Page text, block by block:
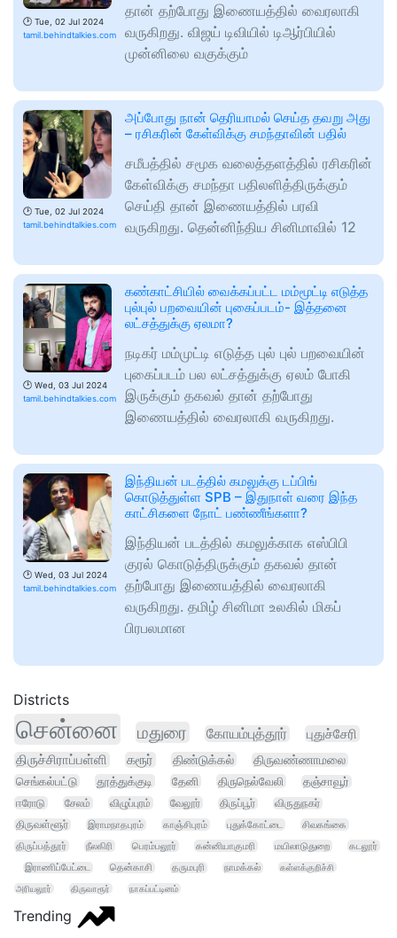
🕑 Tue, 02 Jul 2024
tamil.behindtalkies.com
தான் தற்போது இணையத்தில் வைரலாகி
வருகிறது. விஜய் டிவியில் டிஆர்பியில்
முன்னிலை வகுக்கும்
🕑 Tue, 02 Jul 2024
tamil.behindtalkies.com
அப்போது நான் தெரியாமல் செய்த தவறு அது
– ரசிகரின் கேள்விக்கு சமந்தாவின் பதில்
சமீபத்தில் சமூக வலைத்தளத்தில் ரசிகரின்
கேள்விக்கு சமந்தா பதிலளித்திருக்கும்
செய்தி தான் இணையத்தில் பரவி
வருகிறது. தென்னிந்திய சினிமாவில் 12
🕑 Wed, 03 Jul 2024
tamil.behindtalkies.com
கண்காட்சியில் வைக்கப்பட்ட மம்மூட்டி எடுத்த
புல்புல் பறவையின் புகைப்படம்- இத்தனை
லட்சத்துக்கு ஏலமா?
நடிகர் மம்முட்டி எடுத்த புல் புல் பறவையின்
புகைப்படம் பல லட்சத்துக்கு ஏலம் போகி
இருக்கும் தகவல் தான் தற்போது
இணையத்தில் வைரலாகி வருகிறது.
🕑 Wed, 03 Jul 2024
tamil.behindtalkies.com
இந்தியன் படத்தில் கமலுக்கு டப்பிங்
கொடுத்துள்ள SPB – இதுநாள் வரை இந்த
காட்சிகளை நோட் பண்ணீங்களா?
இந்தியன் படத்தில் கமலுக்காக எஸ்பிபி
குரல் கொடுத்திருக்கும் தகவல் தான்
தற்போது இணையத்தில் வைரலாகி
வருகிறது. தமிழ் சினிமா உலகில் மிகப்
பிரபலமான
Districts
சென்னை மதுரை கோயம்புத்தூர் புதுச்சேரி
திருச்சிராப்பள்ளி கரூர் திண்டுக்கல்
திருவண்ணாமலை
செங்கல்பட்டு
தூத்துக்குடி தேனி திருநெல்வேலி
தஞ்சாவூர்
ஈரோடு
சேலம் விழுப்புரம் வேலூர் திருப்பூர்
விருதுநகர்
திருவள்ளூர்
இராமநாதபுரம் காஞ்சிபுரம் புதுக்கோட்டை
சிவகங்கை
திருப்பத்தூர்
நீலகிரி பெரம்பலூர் கன்னியாகுமரி மயிலாடுதுறை கடலூர்
இராணிப்பேட்டை தென்காசி தருமபுரி நாமக்கல்
கள்ளக்குறிச்சி
அரியலூர்
திருவாரூர் நாகப்பட்டினம்
Trending